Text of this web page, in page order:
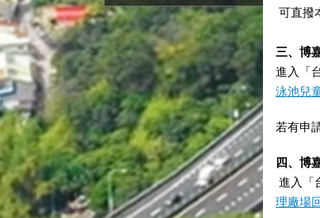
可直撥
三、博
進入「
泳池兒
若有申
四、博
進入「
理廠場